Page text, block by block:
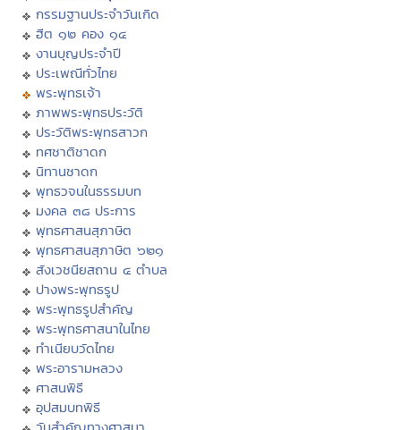
กรรมฐานประจำวันเกิด
ฮีต ๑๒ คอง ๑๔
งานบุญประจำปี
ประเพณีทั่วไทย
พระพุทธเจ้า
ภาพพระพุทธประวัติ
ประวัติพระพุทธสาวก
ทศชาติชาดก
นิทานชาดก
พุทธวจนในธรรมบท
มงคล ๓๘ ประการ
พุทธศาสนสุภาษิต
พุทธศาสนสุภาษิต ๖๒๑
สังเวชนียสถาน ๔ ตำบล
ปางพระพุทธรูป
พระพุทธรูปสำคัญ
พระพุทธศาสนาในไทย
ทำเนียบวัดไทย
พระอารามหลวง
ศาสนพิธี
อุปสมบทพิธี